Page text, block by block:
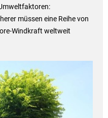
müssen eine Reihe von
Windkraft weltweit